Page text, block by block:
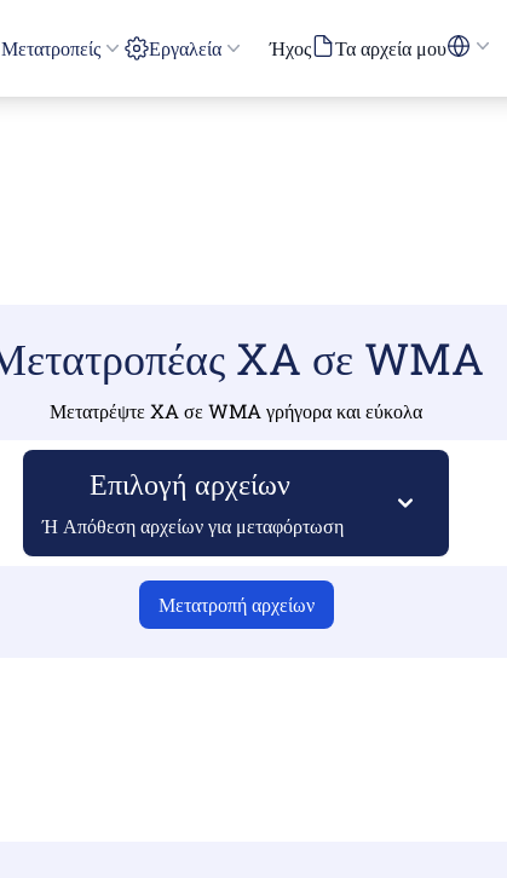
Μετατροπείς Εργαλεία Ήχος Τα αρχεία μου
XA σε WMA
Μετατρέψτε XA σε WMA γρήγορα και εύκολα
Επιλογή αρχείων
Ή Απόθεση αρχείων για μεταφόρτωση
Μετατροπή αρχείων